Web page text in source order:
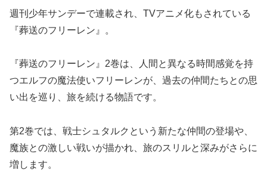
週刊少年サンデーで連載され、TVアニメ化もされている
『葬送のフリーレン』。
『葬送のフリーレン』2巻は、人間と異なる時間感覚を持
つエルフの魔法使いフリーレンが、過去の仲間たちとの思
い出を巡り、旅を続ける物語です。
第2巻では、戦士シュタルクという新たな仲間の登場や、
魔族との激しい戦いが描かれ、旅のスリルと深みがさらに
増します。